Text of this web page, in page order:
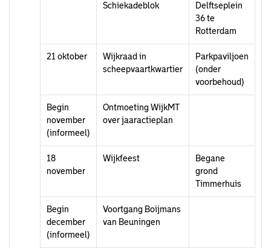
Schiekadeblok
Delftseplein
36 te
Rotterdam
21 oktober
Wijkraad in
scheepvaartkwartier
Parkpaviljoen
(onder
voorbehoud)
Begin
november
(informeel)
Ontmoeting WijkMT
over jaaractieplan
18
november
Wijkfeest
Begane
grond
Timmerhuis
Begin
december
(informeel)
Voortgang Boijmans
van Beuningen